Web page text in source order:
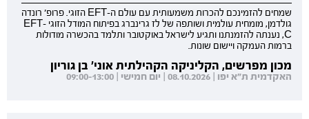
שמחים להזמינכם להכרות משמעותית עם עולם ה-EFT הזוגי. פרופ' רונדה
גולדמן, מומחית עולמית ושותפה של לז גרינברג בפיתוח המודל הזוגי EFT-
C, נענתה להזמנתנו ותגיע לישראל באוקטובר ותלמד בהכשרה מודולות
ברמות העמקה ויישום שונות.
מכון מפרשים, הקליניקה הקהילתית אוני' בן גוריון
האקדמית ת"א יפו | 08.10.2026 | יום חמישי | 09:00-13:00